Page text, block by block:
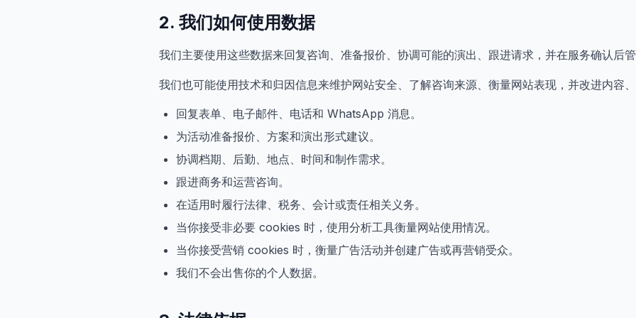
2. 我们如何使用数据
我们主要使用这些数据来回复咨询、准备报价、协调可能的演出、跟进请求，并在服务确认后
我们也可能使用技术和归因信息来维护网站安全、了解咨询来源、衡量网站表现，并改进内容
回复表单、电子邮件、电话和 WhatsApp 消息。
为活动准备报价、方案和演出形式建议。
协调档期、后勤、地点、时间和制作需求。
跟进商务和运营咨询。
在适用时履行法律、税务、会计或责任相关义务。
当你接受非必要 cookies 时，使用分析工具衡量网站使用情况。
当你接受营销 cookies 时，衡量广告活动并创建广告或再营销受众。
我们不会出售你的个人数据。